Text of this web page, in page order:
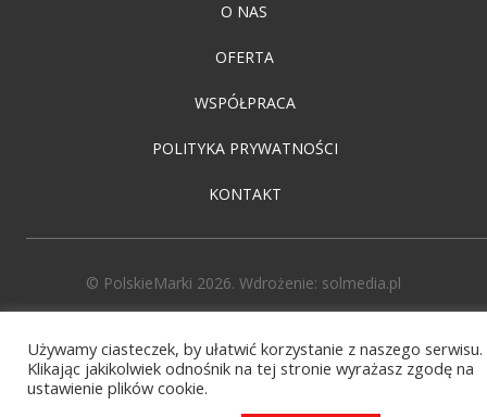
O NAS
OFERTA
WSPÓŁPRACA
POLITYKA PRYWATNOŚCI
KONTAKT
© PolskieMarki 2026. Wdrożenie: solmedia.pl
Używamy ciasteczek, by ułatwić korzystanie z naszego serwisu.
Klikając jakikolwiek odnośnik na tej stronie wyrażasz zgodę na
ustawienie plików cookie.